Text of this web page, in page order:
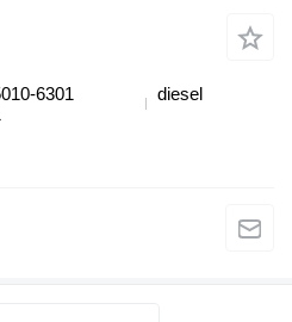
6301
diesel